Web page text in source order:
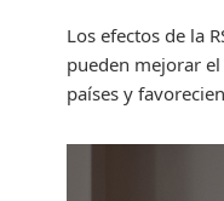
Los efectos de la
pueden mejorar
países y